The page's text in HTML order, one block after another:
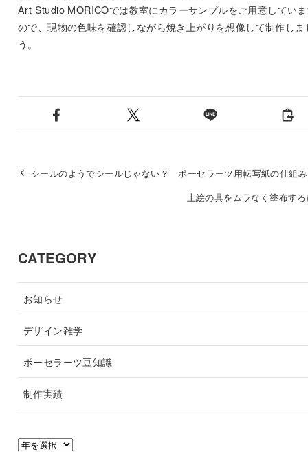
Art Studio MORICOでは教室にカラーサンプルをご用意してい
ので、現物の色味を確認しながら焼き上がりを想像して制作しま
う。
シールのようでシールじゃない？ ポーセラーツ用転写紙の仕組み
上絵の具をムラなく塗布す
CATEGORY
お知らせ
デザイン雑学
ポーセラーツ豆知識
制作実績
ア